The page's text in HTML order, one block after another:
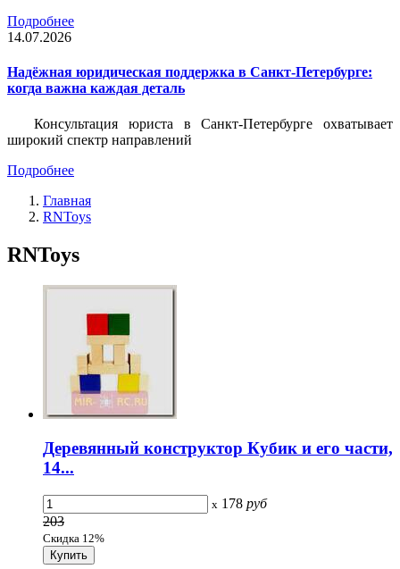
Подробнее
14.07.2026
Надёжная юридическая поддержка в Санкт-Петербурге:
когда важна каждая деталь
Консультация юриста в Санкт-Петербурге охватывает
широкий спектр направлений
Подробнее
Главная
RNToys
RNToys
Деревянный конструктор Кубик и его части,
14...
x 178 руб
203
Скидка 12%